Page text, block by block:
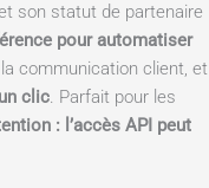
son statut de partenaire
pour automatiser
communication client, et
clic. Parfait pour les
: l’accès API peut